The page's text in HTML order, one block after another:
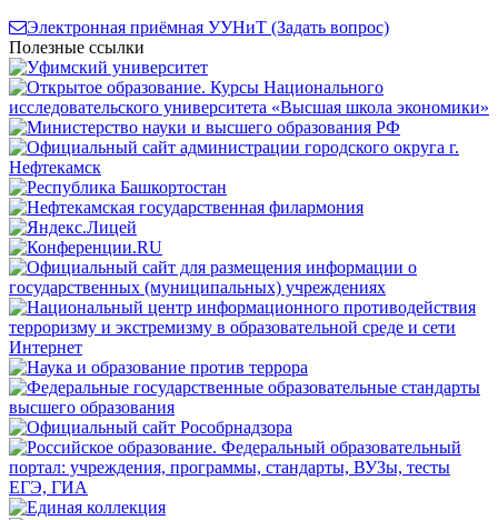
Электронная приёмная УУНиТ (Задать вопрос)
Полезные ссылки